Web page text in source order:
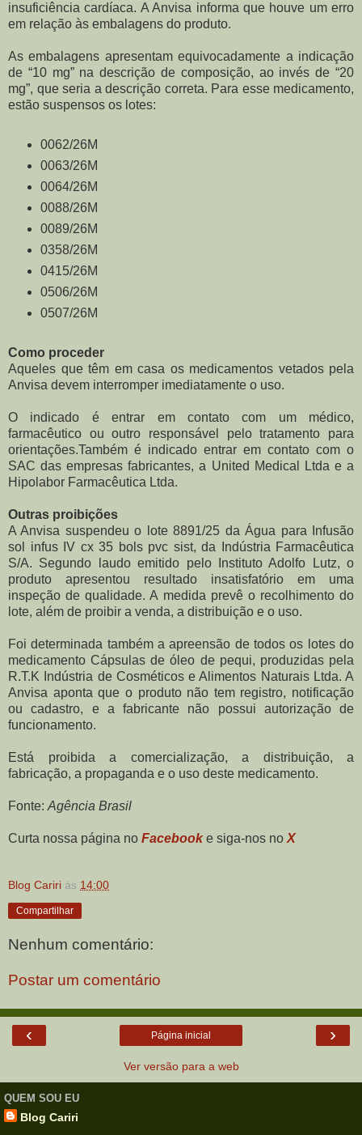
insuficiência cardíaca. A Anvisa informa que houve um erro
em relação às embalagens do produto.
As embalagens apresentam equivocadamente a indicação
de “10 mg” na descrição de composição, ao invés de “20
mg”, que seria a descrição correta. Para esse medicamento,
estão suspensos os lotes:
0062/26M
0063/26M
0064/26M
0088/26M
0089/26M
0358/26M
0415/26M
0506/26M
0507/26M
Como proceder
Aqueles que têm em casa os medicamentos vetados pela
Anvisa devem interromper imediatamente o uso.
O indicado é entrar em contato com um médico,
farmacêutico ou outro responsável pelo tratamento para
orientações.Também é indicado entrar em contato com o
SAC das empresas fabricantes, a United Medical Ltda e a
Hipolabor Farmacêutica Ltda.
Outras proibições
A Anvisa suspendeu o lote 8891/25 da Água para Infusão
sol infus IV cx 35 bols pvc sist, da Indústria Farmacêutica
S/A. Segundo laudo emitido pelo Instituto Adolfo Lutz, o
produto apresentou resultado insatisfatório em uma
inspeção de qualidade. A medida prevê o recolhimento do
lote, além de proibir a venda, a distribuição e o uso.
Foi determinada também a apreensão de todos os lotes do
medicamento Cápsulas de óleo de pequi, produzidas pela
R.T.K Indústria de Cosméticos e Alimentos Naturais Ltda. A
Anvisa aponta que o produto não tem registro, notificação
ou cadastro, e a fabricante não possui autorização de
funcionamento.
Está proibida a comercialização, a distribuição, a
fabricação, a propaganda e o uso deste medicamento.
Fonte: Agência Brasil
Curta nossa página no Facebooke siga-nos no X
Blog Cariri às 14:00
Compartilhar
Nenhum comentário:
Postar um comentário
‹ ›
Página inicial
Ver versão para a web
QUEM SOU EU
Blog Cariri